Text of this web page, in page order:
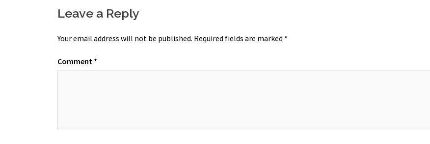
Leave a Reply
Your email address will not be published. Required fields are marked *
Comment *